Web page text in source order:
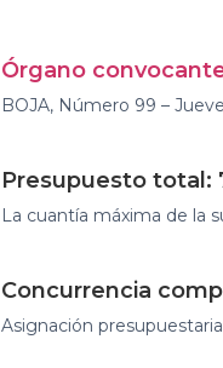
Órgano
BOJA, Número 99 –
Presupuesto total:
La cuantía máxima de la
Concurrencia
Asignación